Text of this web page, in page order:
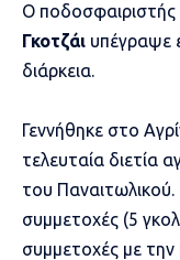
Ο ποδοσφαιριστής
Γκοτζάι υπέγραψε
διάρκεια.
Γεννήθηκε στο
τελευταία διετία
του
συμμετοχές (5
συμμετοχές με